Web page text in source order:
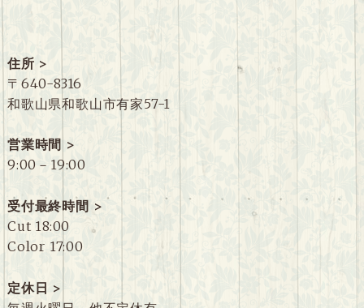
住所 >
〒640-8316
和歌山県和歌山市有家57-1
営業時間 >
9:00－19:00
受付最終時間 >
Cut 18:00
Color 17:00
定休日 >